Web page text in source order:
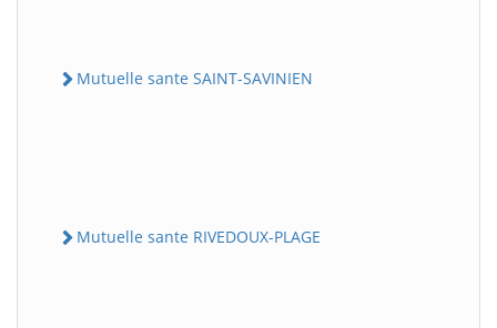
Mutuelle sante SAINT-SAVINIEN
Mutuelle sante RIVEDOUX-PLAGE